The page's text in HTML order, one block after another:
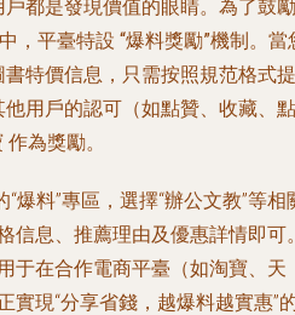
都是發現價值的眼睛。為了鼓勵
，平臺特設 “爆料獎勵”機制。當
特價信息，只需按照規范格式提
用戶的認可（如點贊、收藏、點
作為獎勵。
“爆料”專區，選擇“辦公文教”等相
信息、推薦理由及優惠詳情即可
于在合作電商平臺（如淘寶、天
實現“分享省錢，越爆料越實惠”